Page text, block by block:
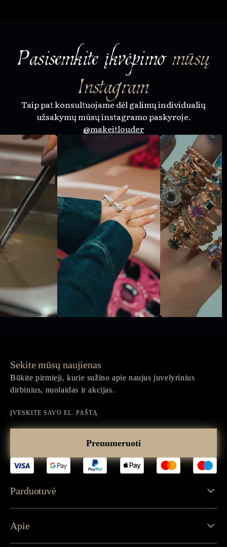
Pasisemkite įkvėpimomūsų
Instagram
Taip pat konsultuojame dėl galimų individualių
užsakymų mūsų instagramo paskyroje.
@makeitlouder
Sekite mūsų naujienas
Būkite pirmieji, kurie sužino apie naujus juvelyrinius
dirbinius, nuolaidas ir akcijas.
el.
paštą
Prenumeruoti
Parduotuvė
Apie